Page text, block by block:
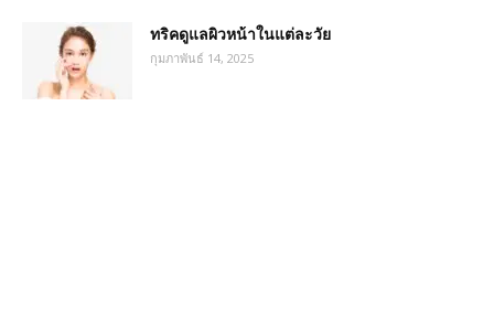
ทริคดูแลผิวหน้าในแต่ละวัย
กุมภาพันธ์ 14, 2025